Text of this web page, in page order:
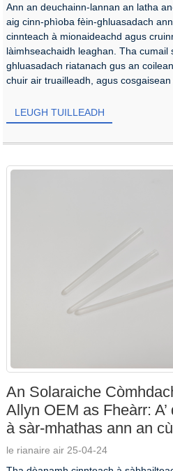
Ann an deuchainn-lannan an latha
aig cinn-phìoba fèin-ghluasadach
cinnteach à mionaideachd agus
làimhseachaidh leaghan. Tha
ghluasadach riatanach gus an
chuir air truailleadh, agus
LEUGH TUILLEADH
An Solaraiche
Allyn OEM as Fheàrr:
à sàr-mhathas ann an
le rianaire air 25-04-24